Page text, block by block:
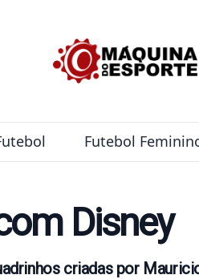
Futebol
Disney
criadas por